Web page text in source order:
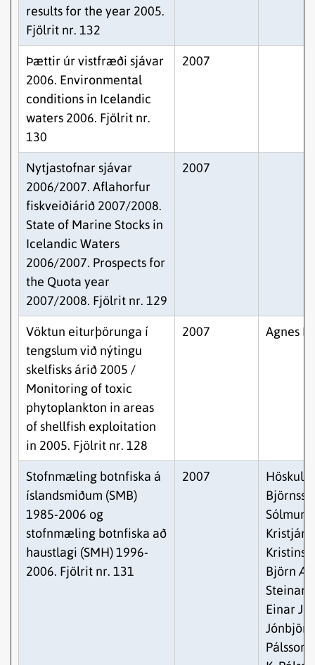
results for the year 2005.
Fjölrit nr. 132
Þættir úr vistfræði sjávar
2006. Environmental
conditions in Icelandic
waters 2006. Fjölrit nr.
130
2007
Nytjastofnar sjávar
2006/2007. Aflahorfur
fiskveiðiárið 2007/2008.
State of Marine Stocks in
Icelandic Waters
2006/2007. Prospects for
the Quota year
2007/2008. Fjölrit nr. 129
2007
Vöktun eiturþörunga í
tengslum við nýtingu
skelfisks árið 2005 /
Monitoring of toxic
phytoplankton in areas
of shellfish exploitation
in 2005. Fjölrit nr. 128
2007 Agnes
Stofnmæling botnfiska á
íslandsmiðum (SMB)
1985-2006 og
stofnmæling botnfiska að
haustlagi (SMH) 1996-
2006. Fjölrit nr. 131
2007
Kristján
Björn
Einar
Jónbjörn